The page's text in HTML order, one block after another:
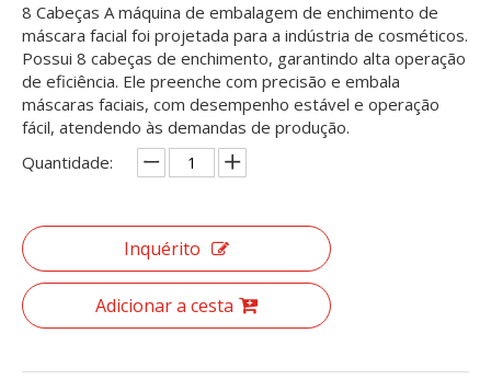
8 Cabeças A máquina de embalagem de enchimento de
máscara facial foi projetada para a indústria de cosméticos.
Possui 8 cabeças de enchimento, garantindo alta operação
de eficiência. Ele preenche com precisão e embala
máscaras faciais, com desempenho estável e operação
fácil, atendendo às demandas de produção.
Quantidade:
Inquérito
Adicionar a cesta